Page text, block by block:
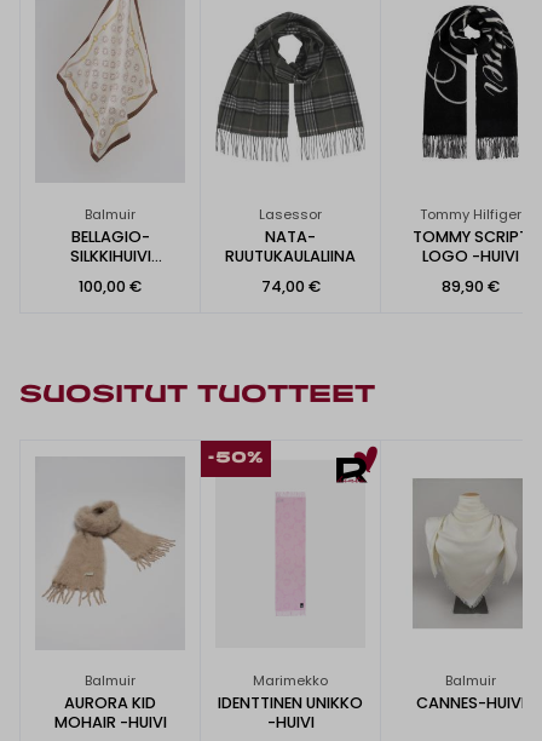
Balmuir
BELLAGIO-
SILKKIHUIVI
100,00 €
Lasessor
NATA-
RUUTUKAULALIINA
74,00 €
Tommy Hilfiger
TOMMY SCRIPT
LOGO -HUIVI
89,90 €
SUOSITUT TUOTTEET
Balmuir
AURORA KID
MOHAIR -HUIVI
-50%
Marimekko
IDENTTINEN UNIKKO
-HUIVI
Balmuir
CANNES-HUIVI